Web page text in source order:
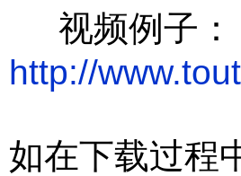
视频例子：
http://
如在下载过程